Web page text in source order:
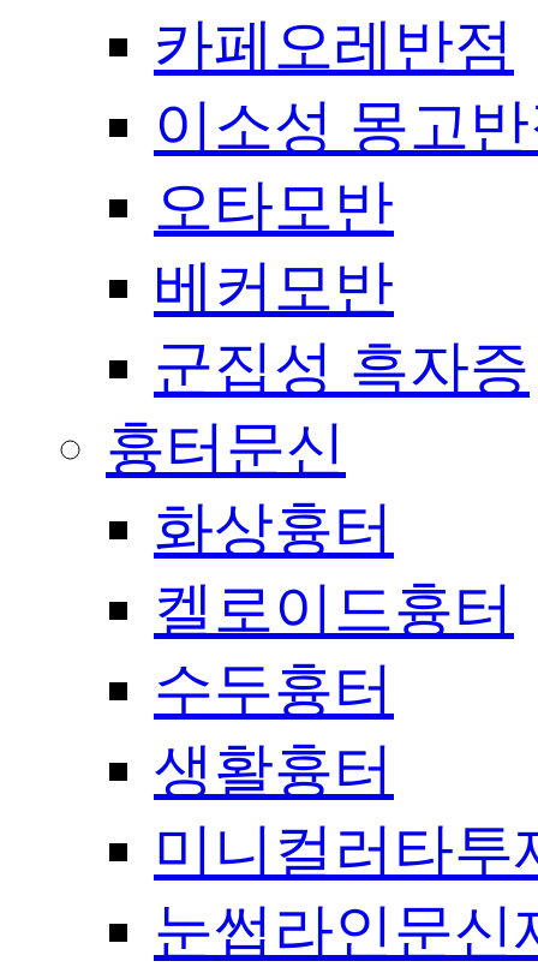
카페오레반점
이소성 몽고
오타모반
베커모반
군집성 흑자증
흉터문신
화상흉터
켈로이드흉터
수두흉터
생활흉터
미니컬러타투
눈썹라인문신